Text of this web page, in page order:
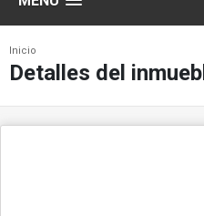
Inicio
Detalles del